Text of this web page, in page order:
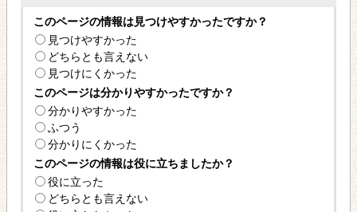
このページの情報は見つけやすかったですか？
見つけやすかった
どちらとも言えない
見つけにくかった
このページは分かりやすかったですか？
分かりやすかった
ふつう
分かりにくかった
このページの情報は役に立ちましたか？
役に立った
どちらとも言えない